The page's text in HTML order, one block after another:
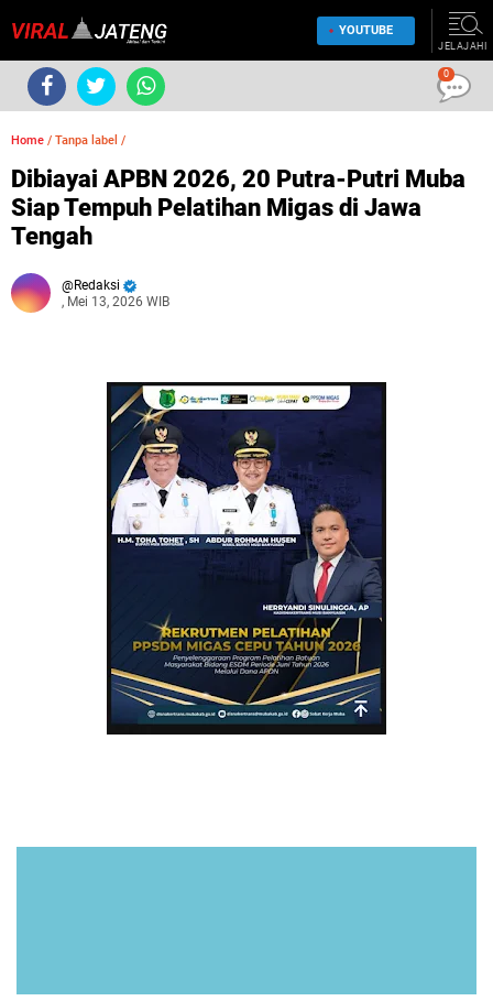
YOUTUBE
JELAJAHI
Home / Tanpa label /
Dibiayai APBN 2026, 20 Putra-Putri Muba
Siap Tempuh Pelatihan Migas di Jawa
Tengah
Redaksi
, Mei 13, 2026 WIB
0